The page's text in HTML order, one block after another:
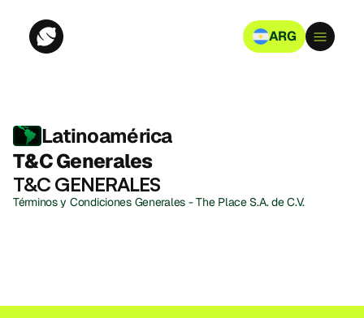
ARG
Latinoamérica
T&C Generales
T&C GENERALES
Términos y Condiciones Generales - The Place S.A. de C.V.